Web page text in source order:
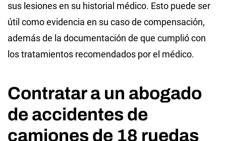
sus lesiones en su historial médico. Esto puede ser
útil como evidencia en su caso de compensación,
además de la documentación de que cumplió con
los tratamientos recomendados por el médico.
Contratar a un abogado
de accidentes de
camiones de 18 ruedas